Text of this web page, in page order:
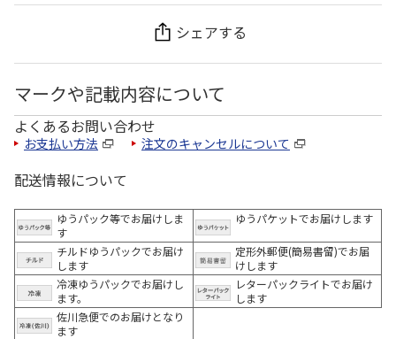
シェアする
マークや記載内容について
よくあるお問い合わせ
お支払い方法 注文のキャンセルについて
配送情報について
ゆうパック等でお届けしま
す
ゆうパケットでお届けします
チルドゆうパックでお届け
します
定形外郵便(簡易書留)でお届
けします
冷凍ゆうパックでお届けし
ます。
レターパックライトでお届け
します
佐川急便でのお届けとなり
ます